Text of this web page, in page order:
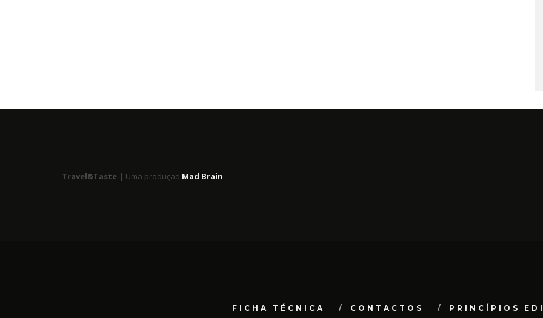
Travel&Taste | Uma produção Mad Brain
FICHA TÉCNICA CONTACTOS PRINCÍPIOS